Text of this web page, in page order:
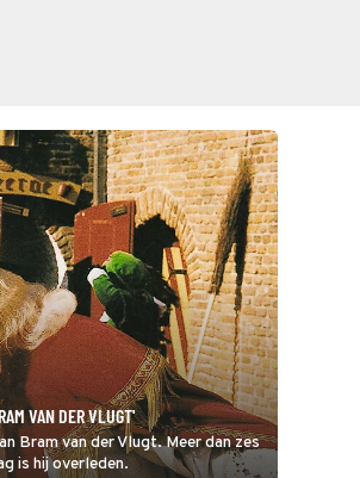
VAN DER VLUGT'
Bram van der Vlugt. Meer dan zes
is hij overleden.